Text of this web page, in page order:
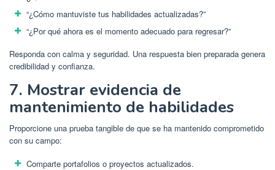
“¿Cómo mantuviste tus habilidades actualizadas?”
“¿Por qué ahora es el momento adecuado para regresar?”
Responda con calma y seguridad. Una respuesta bien preparada genera
credibilidad y confianza.
7. Mostrar evidencia de
mantenimiento de habilidades
Proporcione una prueba tangible de que se ha mantenido comprometido
con su campo:
Comparte portafolios o proyectos actualizados.